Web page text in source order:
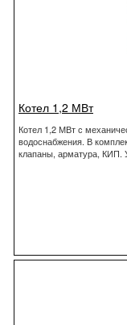
Котел 1,2 МВт
Котел 1,2 МВт с
водоснабжения. В
клапаны, арматура, КИП.